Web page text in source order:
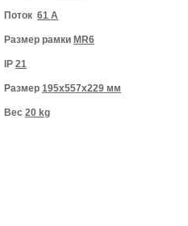
Поток 61 A
Размер рамки MR6
IP 21
Размер 195x557x229 мм
Вес 20 kg